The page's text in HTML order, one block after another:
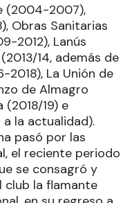
(2004-2007),
Obras Sanitarias
2012), Lanús
14, además de
La Unión de
de Almagro
(2018/19) e
la actualidad).
pasó por las
el reciente periodo
se consagró y
club la flamante